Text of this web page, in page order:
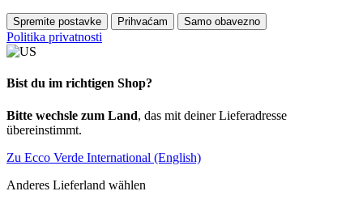
Spremite postavke Prihvaćam Samo obavezno
Politika privatnosti
Bist du im richtigen Shop?
Bitte wechsle zum Land, das mit deiner Lieferadresse
übereinstimmt.
Zu Ecco Verde International (English)
Anderes Lieferland wählen